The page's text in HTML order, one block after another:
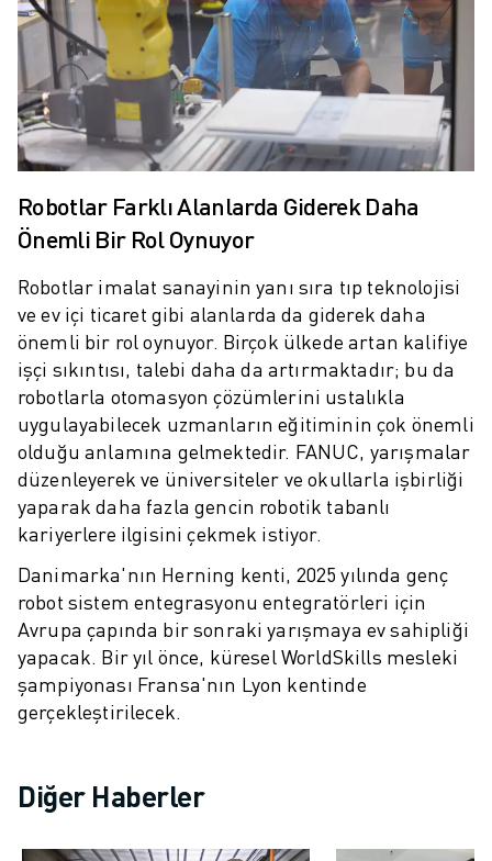
MALZEME TAŞIMA
BOYAMA
PALETLEME
PUNTA KAYNAĞI
GÖRSEL DENETIM
TEL EROZYON
MÜŞTERI HIZMETLERI
MÜŞTERI HIZMETLERI
SAHA VE BAKIM
UZAKTAN TEKNIK DESTEK
YEDEK PARÇALAR
YENILEME
DIJITAL SERVIS ARAÇLARI
İNDIRME MERKEZI » MYFANUC
EĞITIM VE ÖĞRETIM
FANUC AKADEMI
ENDÜSTRILER IÇIN ÇÖZÜMLER
WORLDSKILLS & GENÇ YETENEKLER
HABERLER & MEDYA
HABERLER & MEDYA
ETKINLIKLER
EĞITIM ETKINLIKLERI
FANUC HAKKINDA
AVRUPA'DA FANUC
LOKASYONLARIMIZ
Robotlar Farklı Alanlarda Giderek Daha
Önemli Bir Rol Oynuyor
Robotlar imalat sanayinin yanı sıra tıp teknolojisi
ve ev içi ticaret gibi alanlarda da giderek daha
önemli bir rol oynuyor. Birçok ülkede artan kalifiye
işçi sıkıntısı, talebi daha da artırmaktadır; bu da
robotlarla otomasyon çözümlerini ustalıkla
uygulayabilecek uzmanların eğitiminin çok önemli
olduğu anlamına gelmektedir. FANUC, yarışmalar
düzenleyerek ve üniversiteler ve okullarla işbirliği
yaparak daha fazla gencin robotik tabanlı
kariyerlere ilgisini çekmek istiyor.
Danimarka'nın Herning kenti, 2025 yılında genç
robot sistem entegrasyonu entegratörleri için
Avrupa çapında bir sonraki yarışmaya ev sahipliği
yapacak. Bir yıl önce, küresel WorldSkills mesleki
şampiyonası Fransa'nın Lyon kentinde
gerçekleştirilecek.
Diğer Haberler